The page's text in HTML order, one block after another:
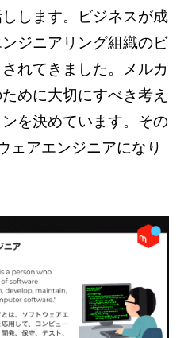
します。ビジネスが成
ジニアリング組織のビ
れてきました。メルカ
めに大切にすべき考え
を決めています。その
ェアエンジニアになり